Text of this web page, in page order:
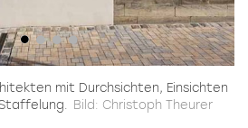
mit Durchsichten, Einsichten
Bild: Christoph Theurer